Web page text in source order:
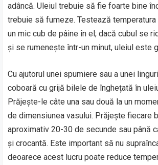
adâncă. Uleiul trebuie să fie foarte bine
trebuie să fumeze. Testează temperatura
un mic cub de pâine în el; dacă cubul se
și se rumenește într-un minut, uleiul este
Cu ajutorul unei spumiere sau a unei
coboară cu grijă bilele de înghețată în
Prăjește-le câte una sau două la un
de dimensiunea vasului. Prăjește fiecare
aproximativ 20-30 de secunde sau până
și crocantă. Este important să nu
deoarece acest lucru poate reduce